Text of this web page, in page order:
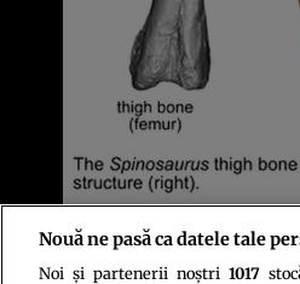
Foto: Stephanie Baumgart/Evan
Nouă ne pasă ca datele tale
Noi și partenerii noștri 1017